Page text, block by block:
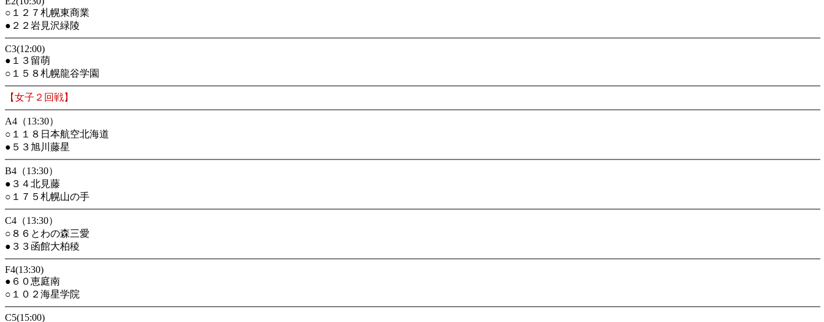
○１２７札幌東商業
●２２岩見沢緑陵
C3(12:00)
●１３留萌
○１５８札幌龍谷学園
【女子２回戦】
A4（13:30）
○１１８日本航空北海道
●５３旭川藤星
B4（13:30）
●３４北見藤
○１７５札幌山の手
C4（13:30）
○８６とわの森三愛
●３３函館大柏稜
F4(13:30)
●６０恵庭南
○１０２海星学院
C5(15:00)